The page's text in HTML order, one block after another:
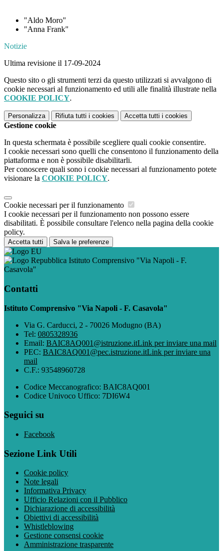
"Aldo Moro"
"Anna Frank"
Notizie
Ultima revisione il 17-09-2024
Questo sito o gli strumenti terzi da questo utilizzati si avvalgono di
cookie necessari al funzionamento ed utili alle finalità illustrate nella
COOKIE POLICY.
Personalizza Rifiuta tutti i cookies Accetta tutti i cookies
Gestione cookie
In questa schermata è possibile scegliere quali cookie consentire.
I cookie necessari sono quelli che consentono il funzionamento della
piattaforma e non è possibile disabilitarli.
Per conoscere quali sono i cookie necessari al funzionamento potete
visionare la COOKIE POLICY.
Cookie necessari per il funzionamento
I cookie necessari per il funzionamento non possono essere
disabilitati. È possibile consultare l'elenco nella pagina della cookie
policy.
Accetta tutti Salva le preferenze
Istituto Comprensivo "Via Napoli - F.
Casavola"
Contatti
Istituto Comprensivo "Via Napoli - F. Casavola"
Via G. Carducci, 2 - 70026 Modugno (BA)
Tel: 0805328936
Email: BAIC8AQ001@istruzione.itLink per inviare una mail
PEC: BAIC8AQ001@pec.istruzione.itLink per inviare una
mail
C.F.: 93548960728
Codice Meccanografico: BAIC8AQ001
Codice Univoco Uffico: 7DI6W4
Seguici su
Facebook
Sezione Link Utili
Cookie policy
Note legali
Informativa Privacy
Ufficio Relazioni con il Pubblico
Dichiarazione di accessibilità
Obiettivi di accessibilità
Whistleblowing
Gestione consensi cookie
Amministrazione trasparente